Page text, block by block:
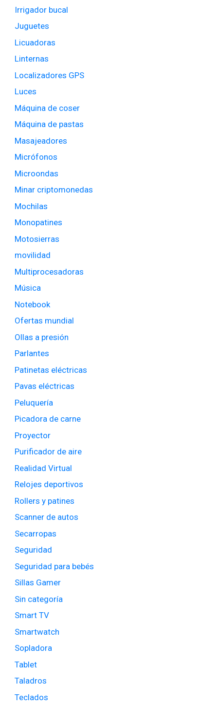
Irrigador bucal
Juguetes
Licuadoras
Linternas
Localizadores GPS
Luces
Máquina de coser
Máquina de pastas
Masajeadores
Micrófonos
Microondas
Minar criptomonedas
Mochilas
Monopatines
Motosierras
movilidad
Multiprocesadoras
Música
Notebook
Ofertas mundial
Ollas a presión
Parlantes
Patinetas eléctricas
Pavas eléctricas
Peluquería
Picadora de carne
Proyector
Purificador de aire
Realidad Virtual
Relojes deportivos
Rollers y patines
Scanner de autos
Secarropas
Seguridad
Seguridad para bebés
Sillas Gamer
Sin categoría
Smart TV
Smartwatch
Sopladora
Tablet
Taladros
Teclados